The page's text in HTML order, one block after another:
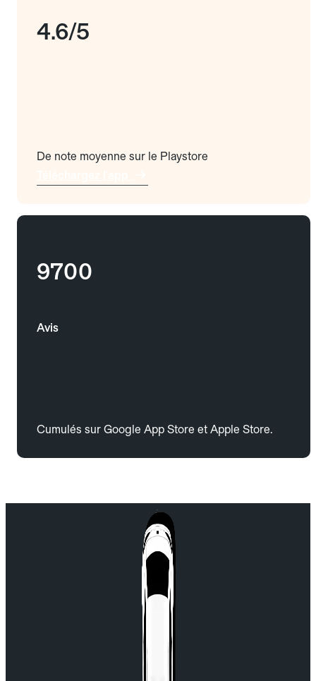
4.6/5
De note moyenne sur le Playstore
9700
Avis
Cumulés sur Google App Store et Apple Store.